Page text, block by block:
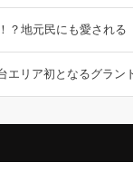
？地元民にも愛される
エリア初となるグラン